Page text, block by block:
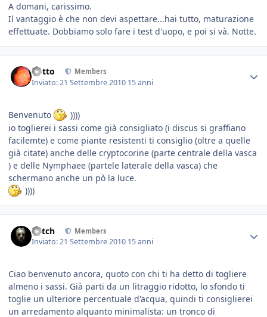
A domani, carissimo.
Il vantaggio è che non devi aspettare...hai tutto, maturazione
effettuate. Dobbiamo solo fare i test d'uopo, e poi si và. Notte.
dotto Members
Inviato:21 Settembre 2010 15 anni
Benvenuto
))))
io toglierei i sassi come già consigliato (i discus si graffiano
facilemte) e come piante resistenti ti consiglio (oltre a quelle
già citate) anche delle cryptocorine (parte centrale della vasca
) e delle Nymphaee (partele laterale della vasca) che
schermano anche un pò la luce.
))))
Mitch Members
Inviato:21 Settembre 2010 15 anni
Ciao benvenuto ancora, quoto con chi ti ha detto di togliere
almeno i sassi. Già parti da un litraggio ridotto, lo sfondo ti
toglie un ulteriore percentuale d'acqua, quindi ti consiglierei
un arredamento alquanto minimalista: un tronco di